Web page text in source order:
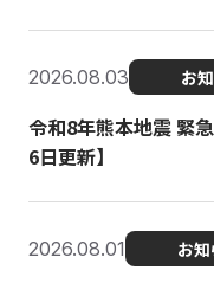
2026.08.03 お
令和8年熊本地震 緊
6日更新】
2026.08.01 お知